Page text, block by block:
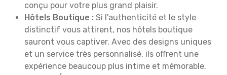
conçu pour votre plus grand plaisir.
Hôtels Boutique : Si l'authenticité et le style
distinctif vous attirent, nos hôtels boutique
sauront vous captiver. Avec des designs uniques
et un service très personnalisé, ils offrent une
expérience beaucoup plus intime et mémorable.